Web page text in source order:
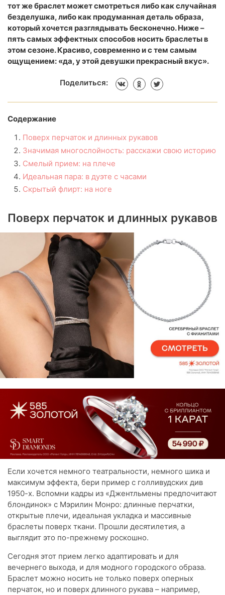
тот же браслет может смотреться либо как случайная
безделушка, либо как продуманная деталь образа,
который хочется разглядывать бесконечно. Ниже –
пять самых эффектных способов носить браслеты в
этом сезоне. Красиво, современно и с тем самым
ощущением: «да, у этой девушки прекрасный вкус».
Поделиться:
Содержание
Поверх перчаток и длинных рукавов
Значимая многослойность: расскажи свою историю
Смелый прием: на плече
Идеальная пара: в дуэте с часами
Скрытый флирт: на ноге
Поверх перчаток и длинных рукавов
Если хочется немного театральности, немного шика и
максимум эффекта, бери пример с голливудских див
1950-х. Вспомни кадры из «Джентльмены предпочитают
блондинок» с Мэрилин Монро: длинные перчатки,
открытые плечи, идеальная укладка и массивные
браслеты поверх ткани. Прошли десятилетия, а
выглядит это по-прежнему роскошно.
Сегодня этот прием легко адаптировать и для
вечернего выхода, и для модного городского образа.
Браслет можно носить не только поверх оперных
перчаток, но и поверх длинного рукава – например,